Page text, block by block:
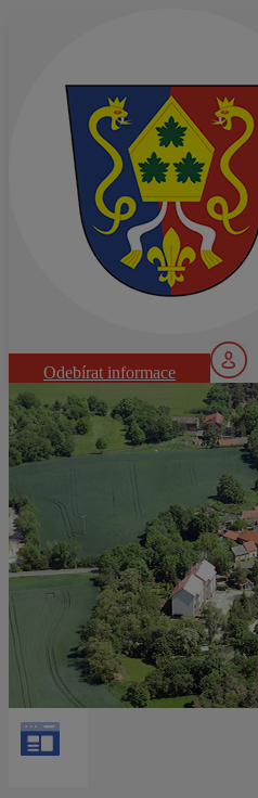
Odebírat informace